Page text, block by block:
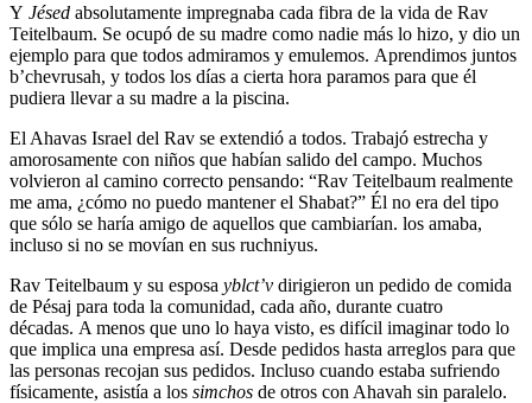
Y Jésed absolutamente impregnaba cada fibra de la vida de Rav
Teitelbaum. Se ocupó de su madre como nadie más lo hizo, y dio un
ejemplo para que todos admiramos y emulemos. Aprendimos juntos
b’chevrusah, y todos los días a cierta hora paramos para que él
pudiera llevar a su madre a la piscina.
El Ahavas Israel del Rav se extendió a todos. Trabajó estrecha y
amorosamente con niños que habían salido del campo. Muchos
volvieron al camino correcto pensando: “Rav Teitelbaum realmente
me ama, ¿cómo no puedo mantener el Shabat?” Él no era del tipo
que sólo se haría amigo de aquellos que cambiarían. los amaba,
incluso si no se movían en sus ruchniyus.
Rav Teitelbaum y su esposa yblct’v dirigieron un pedido de comida
de Pésaj para toda la comunidad, cada año, durante cuatro
décadas. A menos que uno lo haya visto, es difícil imaginar todo lo
que implica una empresa así. Desde pedidos hasta arreglos para que
las personas recojan sus pedidos. Incluso cuando estaba sufriendo
físicamente, asistía a los simchos de otros con Ahavah sin paralelo.